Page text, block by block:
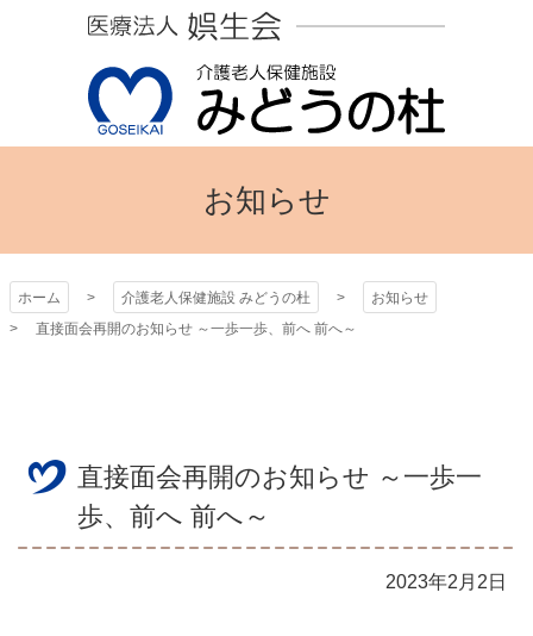
プ
お知らせ
ホーム 介護老人保健施設 みどうの杜
お知らせ
直接面会再開のお知らせ ～一歩一歩、前へ 前へ～
直接面会再開のお知らせ ～一歩一
歩、前へ 前へ～
2023年2月2日